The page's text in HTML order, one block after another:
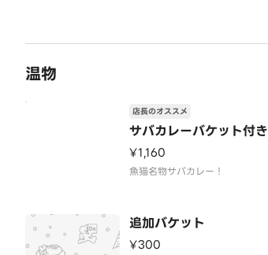
温物
サバカレーバケット付き
店長のオススメ
¥1,160
魚猫名物サバカレー！
追加バケット
¥300